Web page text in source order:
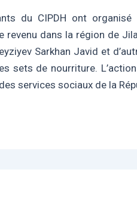
du CIPDH ont
revenu dans la région de
Sarkhan Javid et
sets de nourriture.
services sociaux de la